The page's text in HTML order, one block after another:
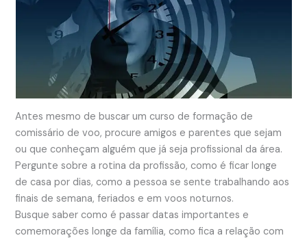
Antes mesmo de buscar um curso de formação de
comissário de voo, procure amigos e parentes que sejam
ou que conheçam alguém que já seja profissional da área.
Pergunte sobre a rotina da profissão, como é ficar longe
de casa por dias, como a pessoa se sente trabalhando aos
finais de semana, feriados e em voos noturnos.
Busque saber como é passar datas importantes e
comemorações longe da família, como fica a relação com